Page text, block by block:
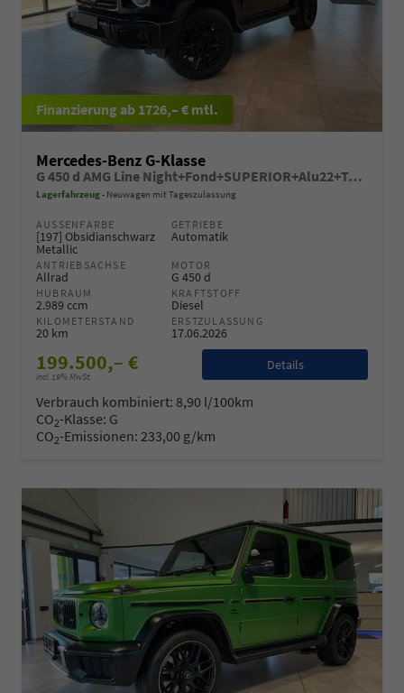
ab 1726,– € mtl.
Mercedes-Benz G-Klasse
G 450 d AMG Line Night+Fond+SUPERIOR+Alu22+Technik+Standheizung+AHK+VOLL
Lagerfahrzeug Neuwagen mit Tageszulassung
AUSSENFARBE
[197] Obsidianschwarz
Metallic
GETRIEBE
Automatik
ANTRIEBSACHSE
Allrad
MOTOR
G 450 d
HUBRAUM
2.989 ccm
KRAFTSTOFF
Diesel
KILOMETERSTAND
20 km
ERSTZULASSUNG
17.06.2026
199.500,– €
incl. 19% MwSt.
Details
Verbrauch kombiniert: 8,90 l/100km
CO2-Klasse: G
CO2-Emissionen: 233,00 g/km